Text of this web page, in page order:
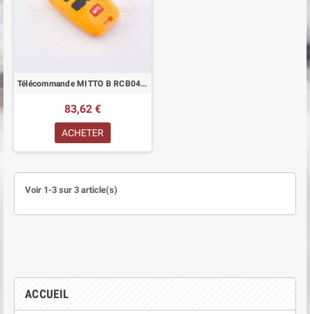
ACCUEIL
Télécommande MITTO B RCB04 R1 BFT
83,62 €
ACHETER
Voir 1-3 sur 3 article(s)